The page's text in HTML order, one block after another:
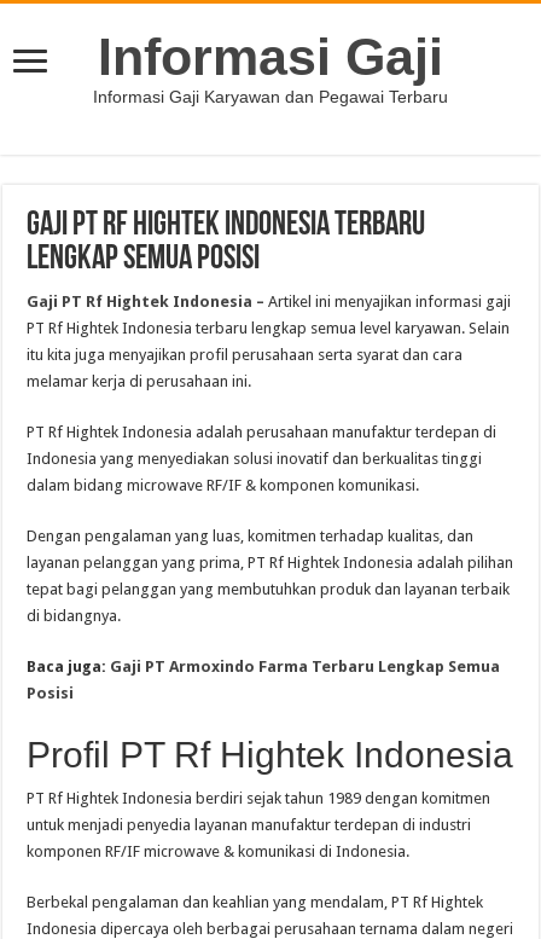
Informasi Gaji
Informasi Gaji Karyawan dan Pegawai Terbaru
Gaji PT Rf Hightek Indonesia Terbaru
Lengkap Semua Posisi
Gaji PT Rf Hightek Indonesia – Artikel ini menyajikan informasi gaji
PT Rf Hightek Indonesia terbaru lengkap semua level karyawan. Selain
itu kita juga menyajikan profil perusahaan serta syarat dan cara
melamar kerja di perusahaan ini.
PT Rf Hightek Indonesia adalah perusahaan manufaktur terdepan di
Indonesia yang menyediakan solusi inovatif dan berkualitas tinggi
dalam bidang microwave RF/IF & komponen komunikasi.
Dengan pengalaman yang luas, komitmen terhadap kualitas, dan
layanan pelanggan yang prima, PT Rf Hightek Indonesia adalah pilihan
tepat bagi pelanggan yang membutuhkan produk dan layanan terbaik
di bidangnya.
Baca juga: Gaji PT Armoxindo Farma Terbaru Lengkap Semua
Posisi
Profil PT Rf Hightek Indonesia
PT Rf Hightek Indonesia berdiri sejak tahun 1989 dengan komitmen
untuk menjadi penyedia layanan manufaktur terdepan di industri
komponen RF/IF microwave & komunikasi di Indonesia.
Berbekal pengalaman dan keahlian yang mendalam, PT Rf Hightek
Indonesia dipercaya oleh berbagai perusahaan ternama dalam negeri